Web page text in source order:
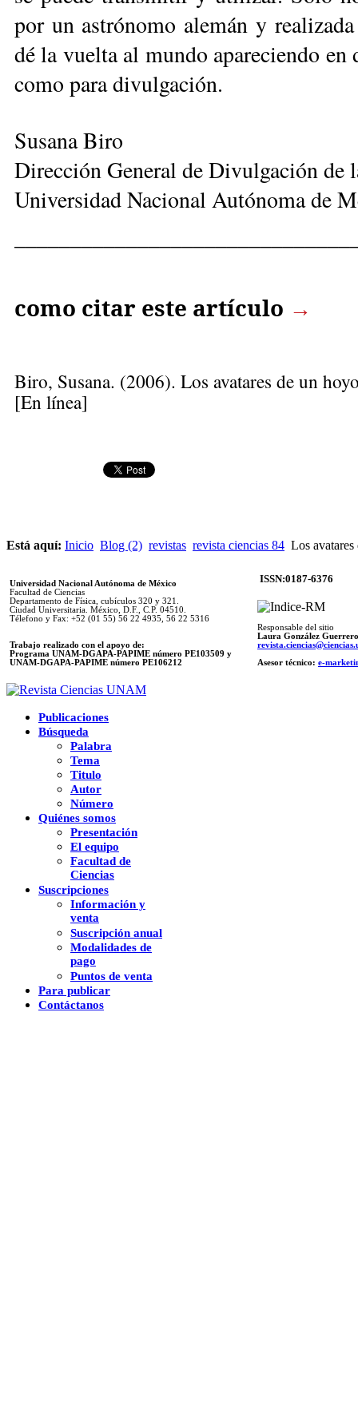
por un astrónomo alemán y
dé la vuelta al mundo apareciendo
como para divulgación.
Susana Biro
Dirección General de Divulgación de
Universidad Nacional Autónoma de
como citar este artículo →
Biro, Susana. (2006). Los avatares de un
[En línea]
Está aquí: Inicio Blog (2) revistas revista ciencias 84 Los
Universidad Nacional Autónoma de México
Facultad de Ciencias
Departamento de Física, cubículos 320 y 321.
Ciudad Universitaria. México, D.F., C.P. 04510.
Télefono y Fax: +52 (01 55) 56 22 4935, 56 22 5316
Trabajo realizado con el apoyo de:
Programa UNAM-DGAPA-PAPIME número PE103509 y
UNAM-DGAPA-PAPIME número PE106212
ISSN:0187-6376
Responsable del sitio
Laura González Guerrero
Asesor técnico: e-
Publicaciones
Búsqueda
Palabra
Tema
Titulo
Autor
Número
Quiénes somos
Presentación
El equipo
Facultad de
Ciencias
Suscripciones
Información y
venta
Suscripción anual
Modalidades de
pago
Puntos de venta
Para publicar
Contáctanos